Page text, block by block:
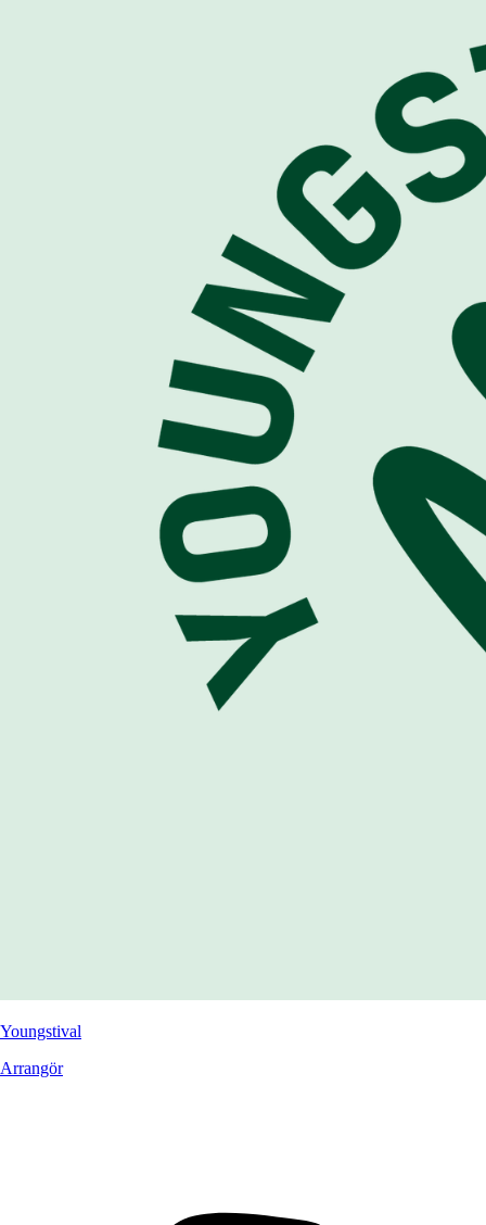
Youngstival
Arrangör